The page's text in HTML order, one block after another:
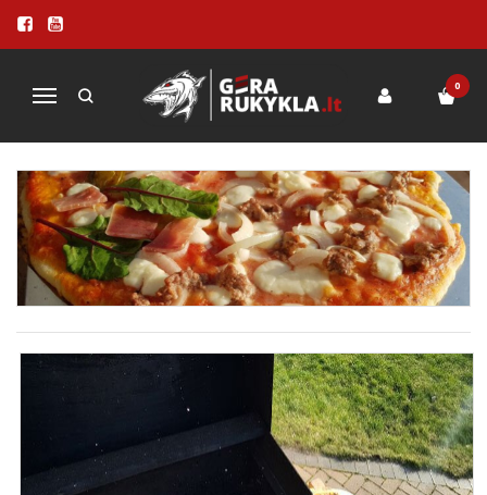
Navigacija
0
ITALIŠKA PICA SU ABAS MALKINIU
GRILIU ARBA KAMADO KEPSNINE
Pagrindinis
ITALIŠKA PICA SU ABAS MALKINIU GRILIU ARBA KAMADO KEPSNINE